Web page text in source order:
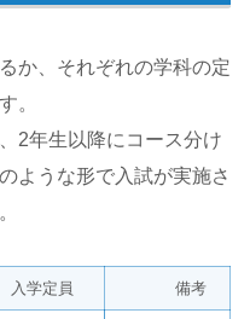
か、それぞれの学科の定
。
2年生以降にコース分け
ような形で入試が実施さ
入学定員 備考